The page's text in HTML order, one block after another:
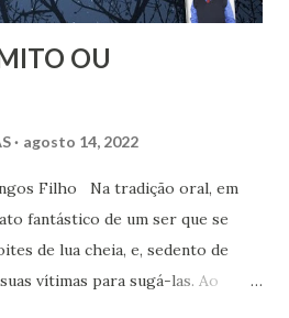
OU
agosto 14, 2022
Filho Na tradição oral, em
fantástico de um ser que se
de lua cheia, e, sedento de
vítimas para sugá-las. Ao